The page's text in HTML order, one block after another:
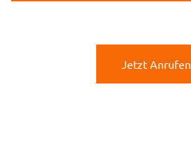
Jetzt Anrufen